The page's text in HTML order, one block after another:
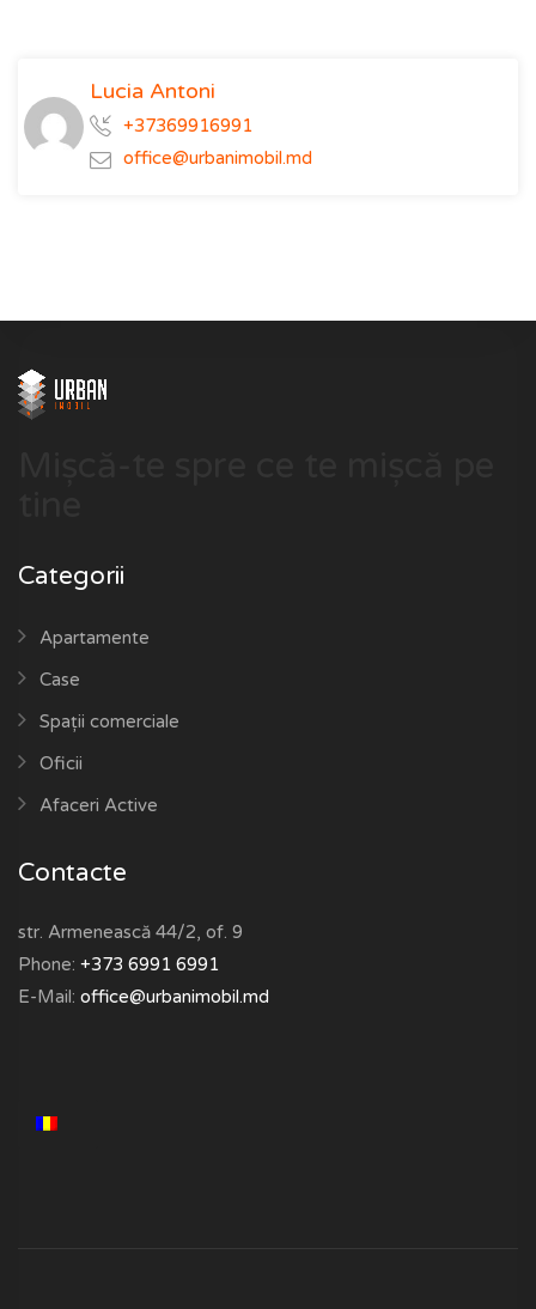
Lucia Antoni
+37369916991
office@urbanimobil.md
Categorii
Apartamente
Case
Spații comerciale
Oficii
Afaceri Active
Contacte
str. Armenească 44/2, of. 9
Phone: +373 6991 6991
E-Mail: office@urbanimobil.md